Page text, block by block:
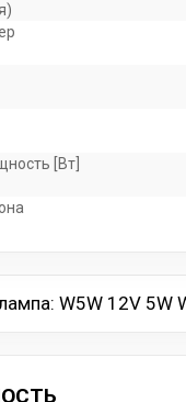
[Вт]
W5W 12V 5W